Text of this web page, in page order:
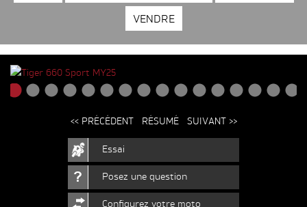
VENDRE
<< PRÉCÉDENT RÉSUMÉ SUIVANT >>
Essai
Posez une question
Configurez votre moto